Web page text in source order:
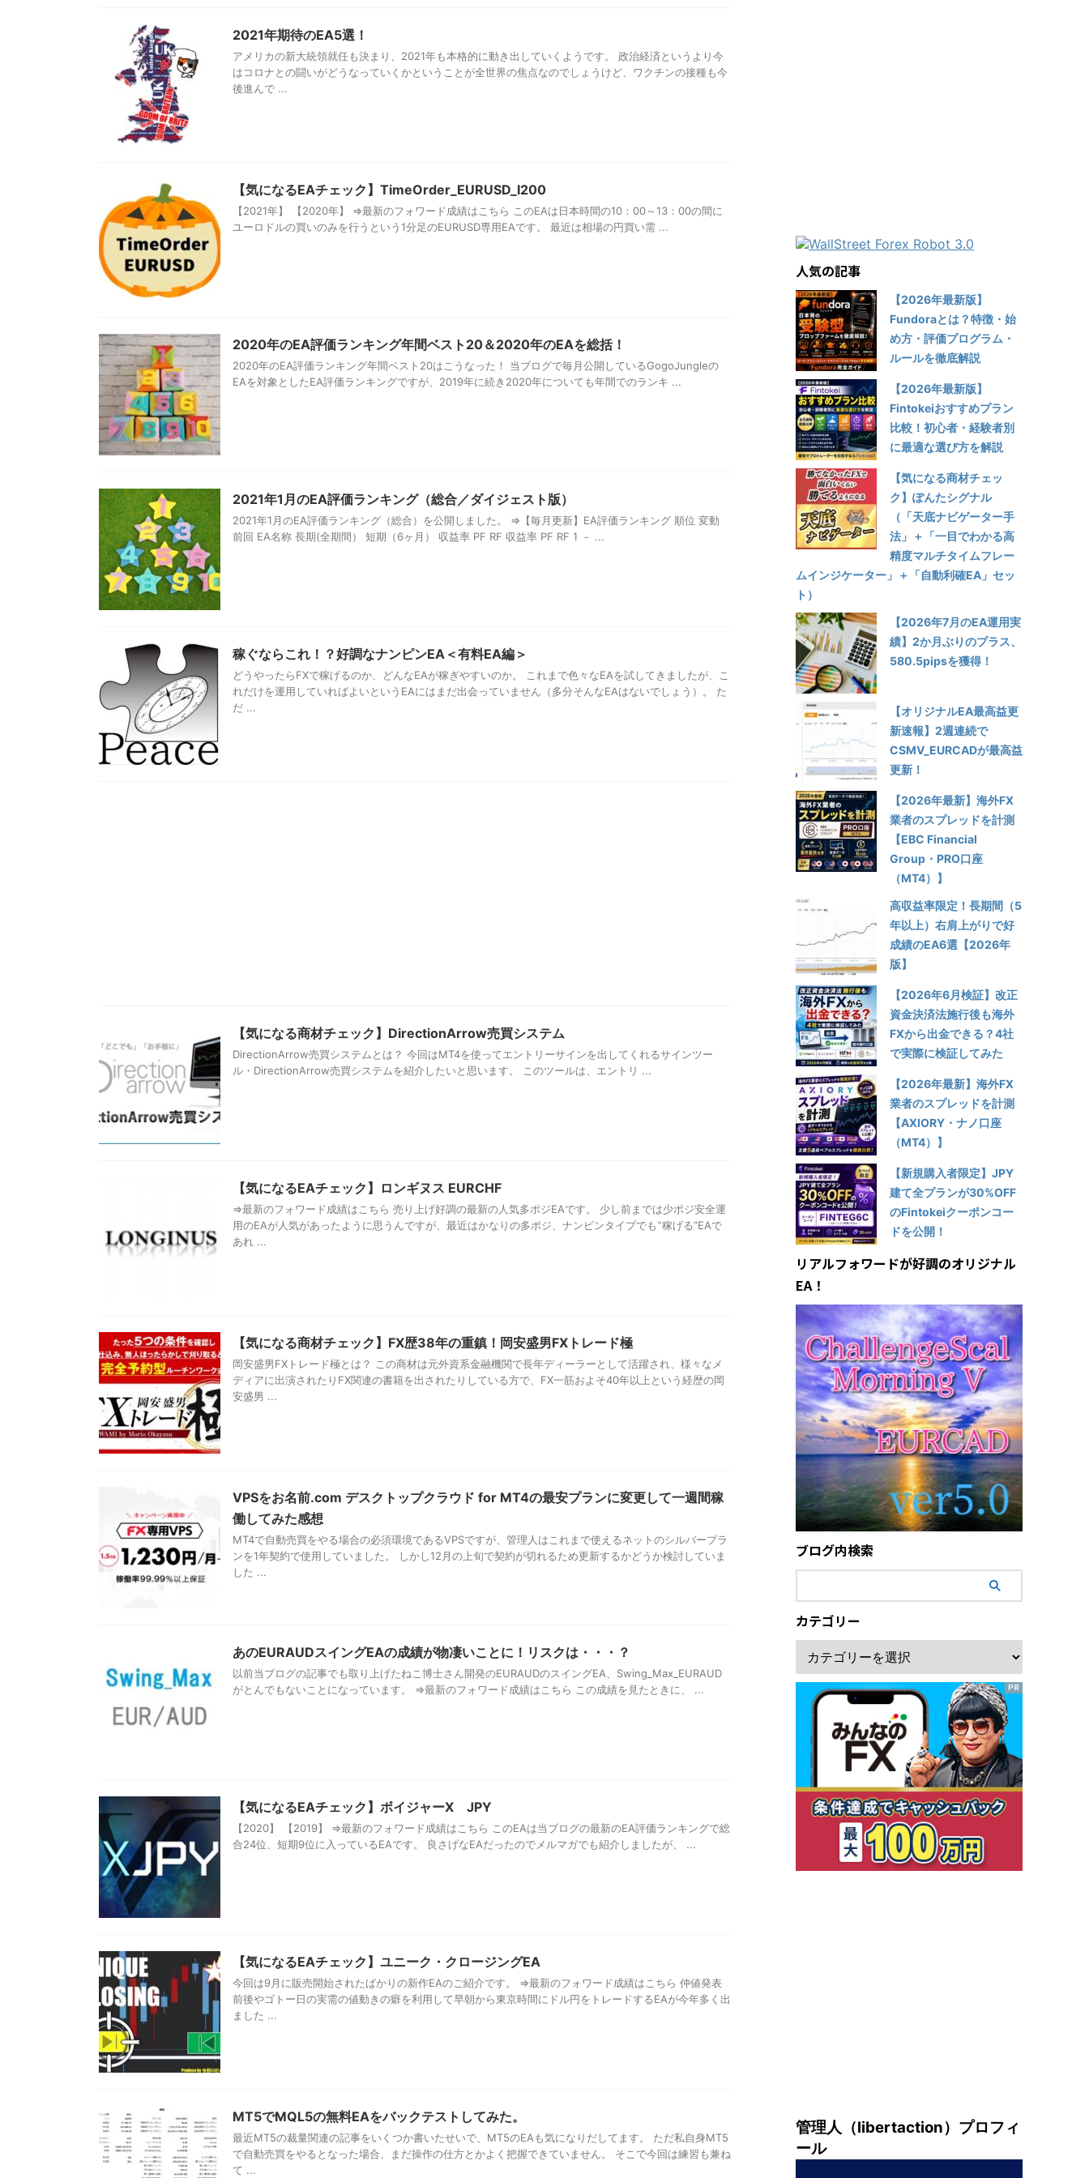
2021年期待のEA5選！
アメリカの新大統領就任も決まり、2021年も本格的に動き出していくようです。 政治経済というより今
はコロナとの闘いがどうなっていくかということが全世界の焦点なのでしょうけど、ワクチンの接種も今
後進んで ...
【気になるEAチェック】TimeOrder_EURUSD_I200
【2021年】 【2020年】 ⇒最新のフォワード成績はこちら このEAは日本時間の10：00～13：00の間に
ユーロドルの買いのみを行うという1分足のEURUSD専用EAです。 最近は相場の円買い需 ...
2020年のEA評価ランキング年間ベスト20＆2020年のEAを総括！
2020年のEA評価ランキング年間ベスト20はこうなった！ 当ブログで毎月公開しているGogoJungleの
EAを対象としたEA評価ランキングですが、2019年に続き2020年についても年間でのランキ ...
2021年1月のEA評価ランキング（総合／ダイジェスト版）
2021年1月のEA評価ランキング（総合）を公開しました。 ⇒【毎月更新】EA評価ランキング 順位 変動
前回 EA名称 長期(全期間） 短期（6ヶ月） 収益率 PF RF 収益率 PF RF 1 － ...
稼ぐならこれ！？好調なナンピンEA＜有料EA編＞
どうやったらFXで稼げるのか、どんなEAが稼ぎやすいのか。 これまで色々なEAを試してきましたが、こ
れだけを運用していればよいというEAにはまだ出会っていません（多分そんなEAはないでしょう）。 た
だ ...
【気になる商材チェック】DirectionArrow売買システム
DirectionArrow売買システムとは？ 今回はMT4を使ってエントリーサインを出してくれるサインツー
ル・DirectionArrow売買システムを紹介したいと思います。 このツールは、エントリ ...
【気になるEAチェック】ロンギヌス EURCHF
⇒最新のフォワード成績はこちら 売り上げ好調の最新の人気多ポジEAです。 少し前までは少ポジ安全運
用のEAが人気があったように思うんですが、最近はかなりの多ポジ、ナンピンタイプでも‟稼げる”EAで
あれ ...
【気になる商材チェック】FX歴38年の重鎮！岡安盛男FXトレード極
岡安盛男FXトレード極とは？ この商材は元外資系金融機関で長年ディーラーとして活躍され、様々なメ
ディアに出演されたりFX関連の書籍を出されたりしている方で、FX一筋およそ40年以上という経歴の岡
安盛男 ...
VPSをお名前.com デスクトップクラウド for MT4の最安プランに変更して一週間稼
働してみた感想
MT4で自動売買をやる場合の必須環境であるVPSですが、管理人はこれまで使えるネットのシルバープラ
ンを1年契約で使用していました。 しかし12月の上旬で契約が切れるため更新するかどうか検討していま
した ...
あのEURAUDスイングEAの成績が物凄いことに！リスクは・・・？
以前当ブログの記事でも取り上げたねこ博士さん開発のEURAUDのスイングEA、Swing_Max_EURAUD
がとんでもないことになっています。 ⇒最新のフォワード成績はこちら この成績を見たときに、 ...
【気になるEAチェック】ボイジャーX JPY
【2020】 【2019】 ⇒最新のフォワード成績はこちら このEAは当ブログの最新のEA評価ランキングで総
合24位、短期9位に入っているEAです。 良さげなEAだったのでメルマガでも紹介しましたが、 ...
【気になるEAチェック】ユニーク・クロージングEA
今回は9月に販売開始されたばかりの新作EAのご紹介です。 ⇒最新のフォワード成績はこちら 仲値発表
前後やゴトー日の実需の値動きの癖を利用して早朝から東京時間にドル円をトレードするEAが今年多く出
ました ...
MT5でMQL5の無料EAをバックテストしてみた。
最近MT5の裁量関連の記事をいくつか書いたせいで、MT5のEAも気になりだしてます。 ただ私自身MT5
で自動売買をやるとなった場合、まだ操作の仕方とかよく把握できていません。 そこで今回は練習も兼ね
て ...
人気の記事
【2026年最新版】
Fundoraとは？特徴・始
め方・評価プログラム・
ルールを徹底解説
【2026年最新版】
Fintokeiおすすめプラン
比較！初心者・経験者別
に最適な選び方を解説
【気になる商材チェッ
ク】ぽんたシグナル
（「天底ナビゲーター手
法」＋「一目でわかる高
精度マルチタイムフレー
ムインジケーター」＋「自動利確EA」セッ
ト）
【2026年7月のEA運用実
績】2か月ぶりのプラス、
580.5pipsを獲得！
【オリジナルEA最高益更
新速報】2週連続で
CSMV_EURCADが最高益
更新！
【2026年最新】海外FX
業者のスプレッドを計測
【EBC Financial
Group・PRO口座
（MT4）】
高収益率限定！長期間（5
年以上）右肩上がりで好
成績のEA6選【2026年
版】
【2026年6月検証】改正
資金決済法施行後も海外
FXから出金できる？4社
で実際に検証してみた
【2026年最新】海外FX
業者のスプレッドを計測
【AXIORY・ナノ口座
（MT4）】
【新規購入者限定】JPY
建て全プランが30%OFF
のFintokeiクーポンコー
ドを公開！
リアルフォワードが好調のオリジナル
EA！
ブログ内検索
カテゴリー
管理人（libertaction）プロフィ
ール